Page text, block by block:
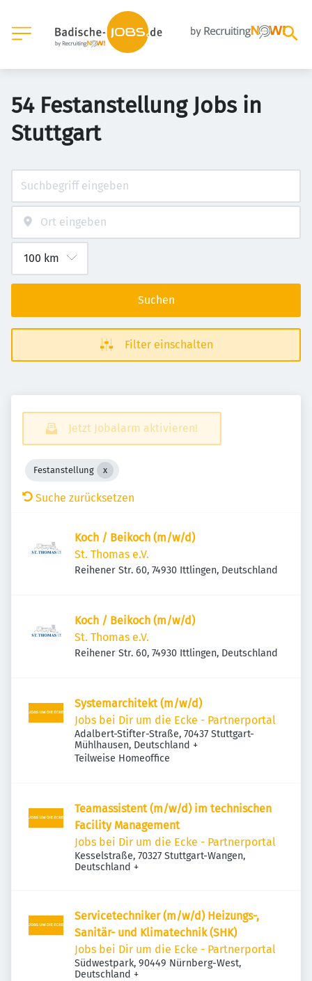
54 Festanstellung Jobs in
Stuttgart
Suchen
Filter einschalten
Jetzt Jobalarm aktivieren!
Festanstellung
Suche zurücksetzen
Koch / Beikoch (m/w/d)
St. Thomas e.V.
Reihener Str. 60, 74930 Ittlingen, Deutschland
Koch / Beikoch (m/w/d)
St. Thomas e.V.
Reihener Str. 60, 74930 Ittlingen, Deutschland
Systemarchitekt (m/w/d)
Jobs bei Dir um die Ecke - Partnerportal
Adalbert-Stifter-Straße, 70437 Stuttgart-
Mühlhausen, Deutschland +
Teilweise Homeoffice
Teamassistent (m/w/d) im technischen
Facility Management
Jobs bei Dir um die Ecke - Partnerportal
Kesselstraße, 70327 Stuttgart-Wangen,
Deutschland +
Servicetechniker (m/w/d) Heizungs-,
Sanitär- und Klimatechnik (SHK)
Jobs bei Dir um die Ecke - Partnerportal
Südwestpark, 90449 Nürnberg-West,
Deutschland +